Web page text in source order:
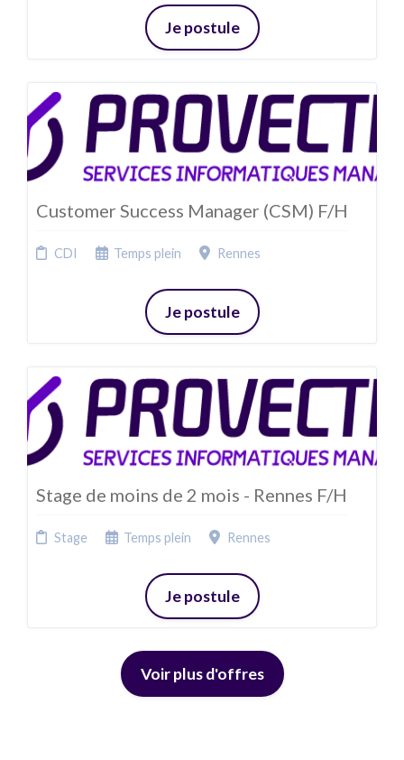
Je postule
Customer Success Manager (CSM) F/H
CDI Temps plein Rennes
Je postule
Stage de moins de 2 mois - Rennes F/H
Stage Temps plein Rennes
Je postule
Voir plus d'offres